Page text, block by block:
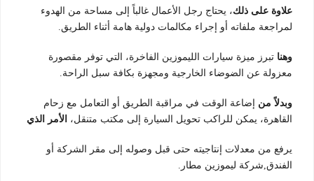
علاوة على ذلك، يحتاج رجل الأعمال غالباً إلى مساحة من الهدوء
لمراجعة ملفاته أو إجراء مكالمات دولية هامة أثناء الطريق.
وهنا تبرز ميزة سيارات الليموزين الفاخرة، التي توفر مقصورة
معزولة عن الضوضاء الخارجية ومجهزة بكافة سبل الراحة.
وبدلاً من إضاعة الوقت في مراقبة الطريق أو التعامل مع زحام
القاهرة، يمكن للراكب تحويل السيارة إلى مكتب متنقل، الأمر الذي
يرفع من معدلات إنتاجيته حتى قبل وصوله إلى مقر الشركة أو
الفندق,شركة ليموزين مطار.